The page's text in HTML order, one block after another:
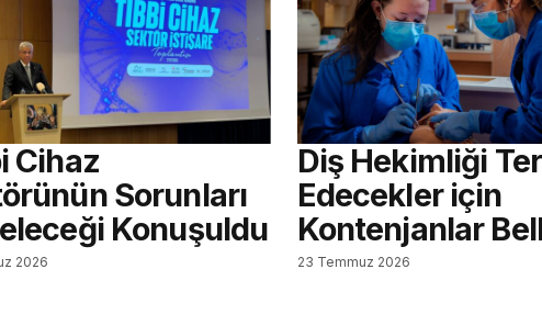
Cihaz
Sorunları
Konuşuldu
2026
Diş Hekimliği
Edecekler için
Kontenjanlar
23 Temmuz 2026